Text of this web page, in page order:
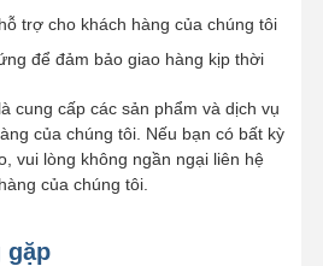
trợ cho khách hàng của chúng tôi
để đảm bảo giao hàng kịp thời
cung cấp các sản phẩm và dịch vụ
của chúng tôi. Nếu bạn có bất kỳ
vui lòng không ngần ngại liên hệ
của chúng tôi.
gặp